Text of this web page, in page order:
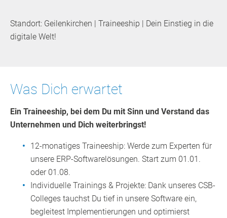
Standort: Geilenkirchen | Traineeship | Dein Einstieg in die
digitale Welt!
Was Dich erwartet
Ein Traineeship, bei dem Du mit Sinn und Verstand das
Unternehmen und Dich weiterbringst!
12-monatiges Traineeship: Werde zum Experten für
unsere ERP-Softwarelösungen. Start zum 01.01.
oder 01.08.
Individuelle Trainings & Projekte: Dank unseres CSB-
Colleges tauchst Du tief in unsere Software ein,
begleitest Implementierungen und optimierst